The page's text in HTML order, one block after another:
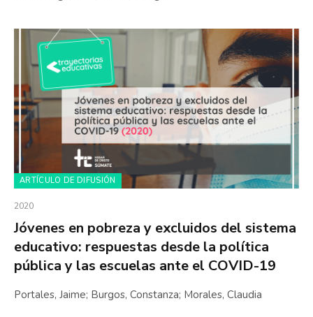
ARTÍCULO DE DIFUSIÓN
2020
Jóvenes en pobreza y excluidos del sistema
educativo: respuestas desde la política
pública y las escuelas ante el COVID-19
Portales, Jaime; Burgos, Constanza; Morales, Claudia